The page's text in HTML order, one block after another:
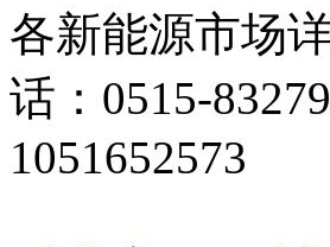
各新能源市场
话：0515-
1051652573